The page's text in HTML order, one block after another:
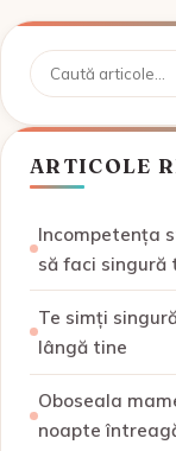
Caută
ARTICOLE
Incompetența
să faci singură
Te simți
lângă tine
Oboseala
noapte